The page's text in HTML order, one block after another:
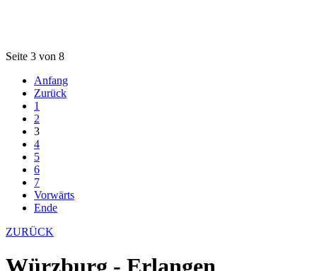
Seite 3 von 8
Anfang
Zurück
1
2
3
4
5
6
7
Vorwärts
Ende
ZURÜCK